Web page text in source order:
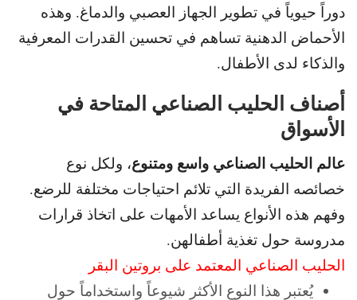
دوراً حيوياً في تطوير الجهاز العصبي والدماغ. وهذه
الأحماض الدهنية تساهم في تحسين القدرات المعرفية
والذكاء لدى الأطفال.
أصناف الحليب الصناعي المتاحة في
الأسواق
عالم الحليب الصناعي واسع ومتنوع، ولكل نوع
خصائصه الفريدة التي تلائم احتياجات مختلفة للرضع.
وفهم هذه الأنواع يساعد الأمهات على اتخاذ قرارات
مدروسة حول تغذية أطفالهن.
الحليب الصناعي المعتمد على بروتين البقر
يُعتبر هذا النوع الأكثر شيوعاً واستخداماً حول